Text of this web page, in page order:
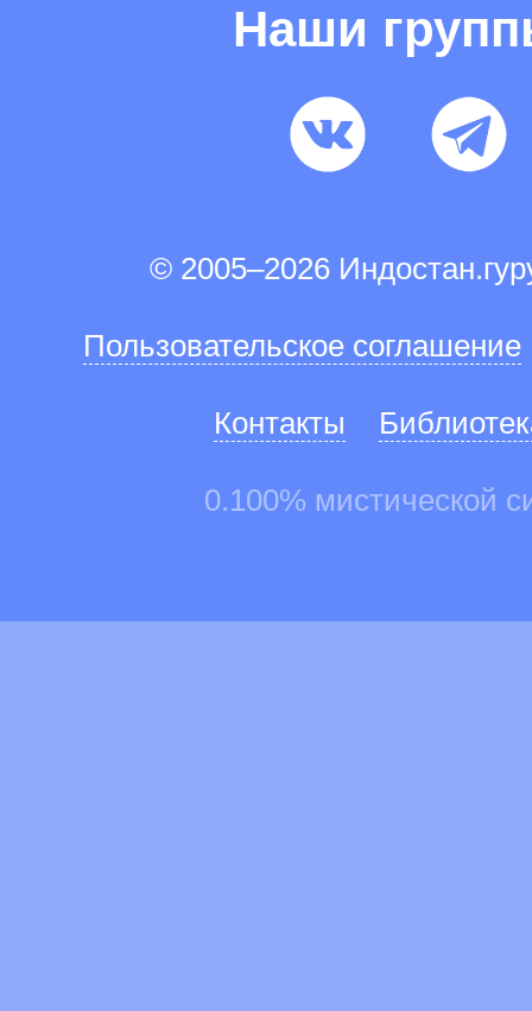
Наши
© 2005–2026
Пользовательское соглашение
Контакты
0.100% мистической